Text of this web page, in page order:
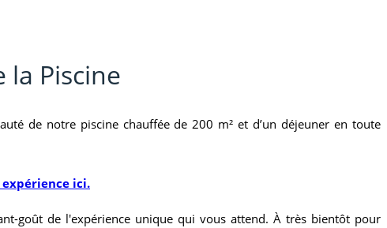
Piscine
de notre piscine chauffée de 200 m² et d’un déjeuner en toute
expérience ici.
goût de l'expérience unique qui vous attend. À très bientôt pour